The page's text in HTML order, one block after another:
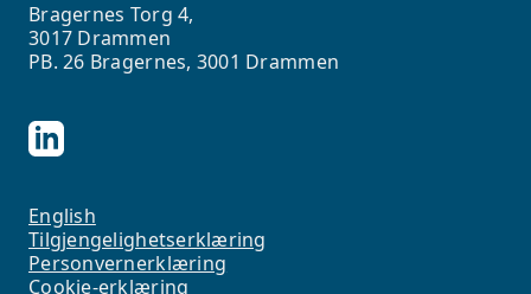
Bragernes Torg 4,
3017 Drammen
PB. 26 Bragernes, 3001 Drammen
English
Tilgjengelighetserklæring
Personvernerklæring
Cookie-erklæring